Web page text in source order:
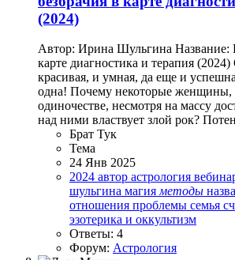
(2024)
Автор: Ирина Шульгина Название:
карте диагностика и терапия
красивая, и умная, да еще и
одна! Почему некоторые женщины,
одиночестве, несмотря на массу
над ними властвует злой рок?
Брат Тук
Тема
24 Янв 2025
2024 автор астрология
шульгина магия методы
отношения проблемы семья
эзотерика и оккультизм
Ответы: 4
Форум: Астрология